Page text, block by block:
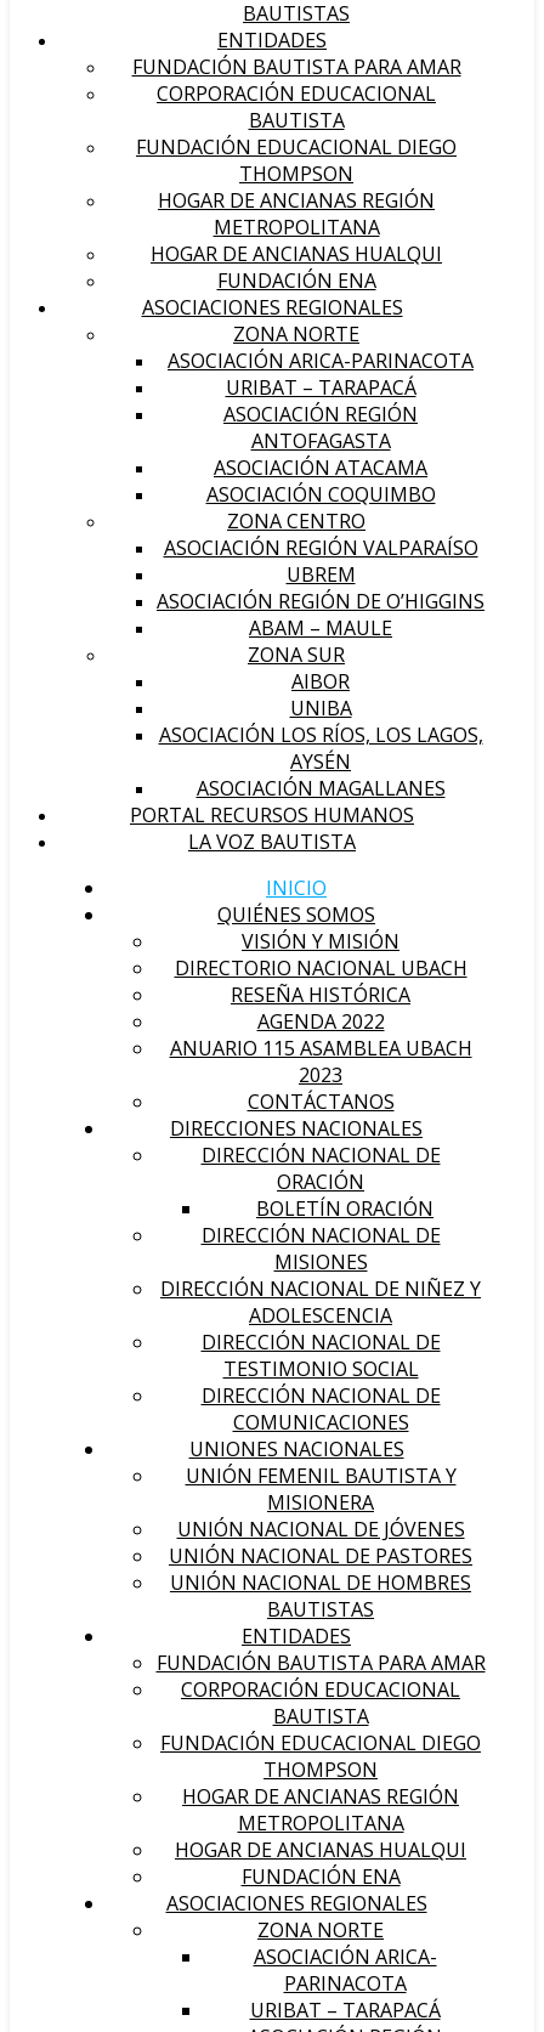
BAUTISTAS
ENTIDADES
FUNDACIÓN BAUTISTA PARA AMAR
CORPORACIÓN EDUCACIONAL
BAUTISTA
FUNDACIÓN EDUCACIONAL DIEGO
THOMPSON
HOGAR DE ANCIANAS REGIÓN
METROPOLITANA
HOGAR DE ANCIANAS HUALQUI
FUNDACIÓN ENA
ASOCIACIONES REGIONALES
ZONA NORTE
ASOCIACIÓN ARICA-PARINACOTA
URIBAT – TARAPACÁ
ASOCIACIÓN REGIÓN
ANTOFAGASTA
ASOCIACIÓN ATACAMA
ASOCIACIÓN COQUIMBO
ZONA CENTRO
ASOCIACIÓN REGIÓN VALPARAÍSO
UBREM
ASOCIACIÓN REGIÓN DE O’HIGGINS
ABAM – MAULE
ZONA SUR
AIBOR
UNIBA
ASOCIACIÓN LOS RÍOS, LOS LAGOS,
AYSÉN
ASOCIACIÓN MAGALLANES
PORTAL RECURSOS HUMANOS
LA VOZ BAUTISTA
INICIO
QUIÉNES SOMOS
VISIÓN Y MISIÓN
DIRECTORIO NACIONAL UBACH
RESEÑA HISTÓRICA
AGENDA 2022
ANUARIO 115 ASAMBLEA UBACH
2023
CONTÁCTANOS
DIRECCIONES NACIONALES
DIRECCIÓN NACIONAL DE
ORACIÓN
BOLETÍN ORACIÓN
DIRECCIÓN NACIONAL DE
MISIONES
DIRECCIÓN NACIONAL DE NIÑEZ Y
ADOLESCENCIA
DIRECCIÓN NACIONAL DE
TESTIMONIO SOCIAL
DIRECCIÓN NACIONAL DE
COMUNICACIONES
UNIONES NACIONALES
UNIÓN FEMENIL BAUTISTA Y
MISIONERA
UNIÓN NACIONAL DE JÓVENES
UNIÓN NACIONAL DE PASTORES
UNIÓN NACIONAL DE HOMBRES
BAUTISTAS
ENTIDADES
FUNDACIÓN BAUTISTA PARA AMAR
CORPORACIÓN EDUCACIONAL
BAUTISTA
FUNDACIÓN EDUCACIONAL DIEGO
THOMPSON
HOGAR DE ANCIANAS REGIÓN
METROPOLITANA
HOGAR DE ANCIANAS HUALQUI
FUNDACIÓN ENA
ASOCIACIONES REGIONALES
ZONA NORTE
ASOCIACIÓN ARICA-
PARINACOTA
URIBAT – TARAPACÁ